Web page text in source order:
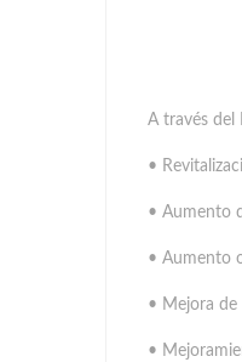
A través del
•
• Aumento
• Aumento
• Mejora de
•